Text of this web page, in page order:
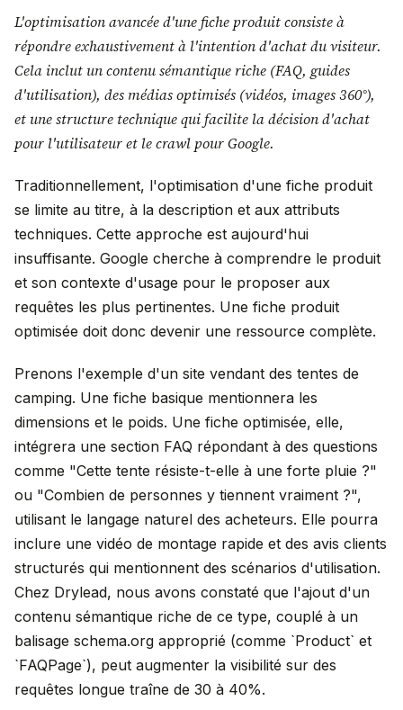
L'optimisation avancée d'une fiche produit consiste à
répondre exhaustivement à l'intention d'achat du visiteur.
Cela inclut un contenu sémantique riche (FAQ, guides
d'utilisation), des médias optimisés (vidéos, images 360°),
et une structure technique qui facilite la décision d'achat
pour l'utilisateur et le crawl pour Google.
Traditionnellement, l'optimisation d'une fiche produit
se limite au titre, à la description et aux attributs
techniques. Cette approche est aujourd'hui
insuffisante. Google cherche à comprendre le produit
et son contexte d'usage pour le proposer aux
requêtes les plus pertinentes. Une fiche produit
optimisée doit donc devenir une ressource complète.
Prenons l'exemple d'un site vendant des tentes de
camping. Une fiche basique mentionnera les
dimensions et le poids. Une fiche optimisée, elle,
intégrera une section FAQ répondant à des questions
comme "Cette tente résiste-t-elle à une forte pluie ?"
ou "Combien de personnes y tiennent vraiment ?",
utilisant le langage naturel des acheteurs. Elle pourra
inclure une vidéo de montage rapide et des avis clients
structurés qui mentionnent des scénarios d'utilisation.
Chez Drylead, nous avons constaté que l'ajout d'un
contenu sémantique riche de ce type, couplé à un
balisage schema.org approprié (comme `Product` et
`FAQPage`), peut augmenter la visibilité sur des
requêtes longue traîne de 30 à 40%.